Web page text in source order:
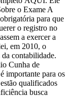
o Exame A
para que
o registro no
a exercer a
em 2010, o
contabilidade.
Cunha de
importante para os
qualificados
busca